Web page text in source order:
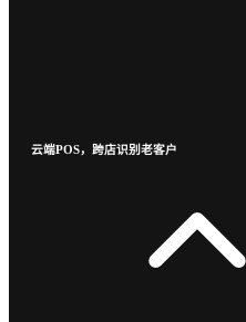
云端POS，跨店识别老客户